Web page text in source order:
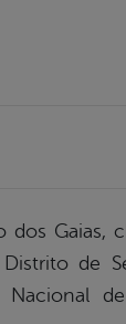
dos Gaias,
de